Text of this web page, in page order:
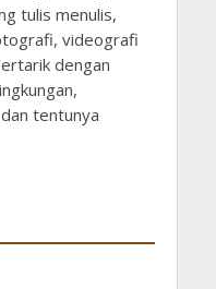
tulis menulis,
videografi
dengan
tentunya